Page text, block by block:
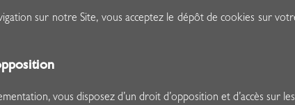
sur notre Site, vous acceptez le dépôt de cookies sur
vous disposez d’un droit d’opposition et d’accès sur